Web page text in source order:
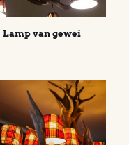
Lamp van gewei